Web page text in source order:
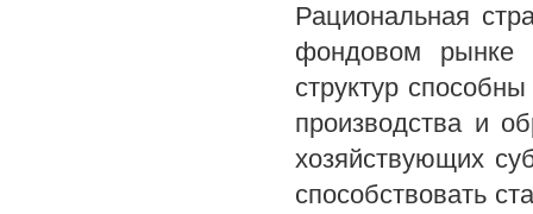
Рациональная
фондовом рынке
структур
производства и
хозяйствующих
способствовать